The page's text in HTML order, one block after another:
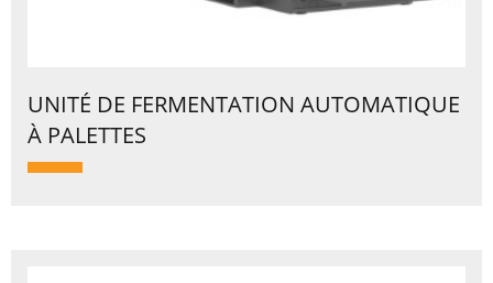
UNITÉ DE FERMENTATION AUTOMATIQUE
À PALETTES